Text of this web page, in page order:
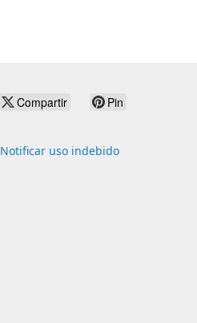
Compartir Pin
Notificar uso indebido